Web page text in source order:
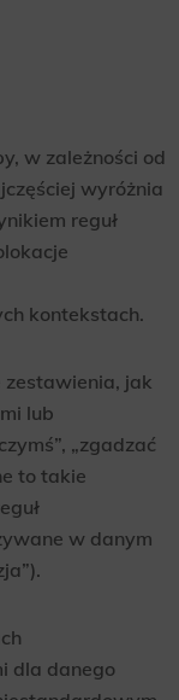
w zależności od
wyróżnia
reguł
kontekstach.
zestawienia, jak
lub
„zgadzać
to takie
w danym
dla danego